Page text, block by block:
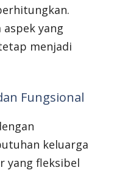
yang
menjadi
Fungsional
keluarga
yang fleksibel